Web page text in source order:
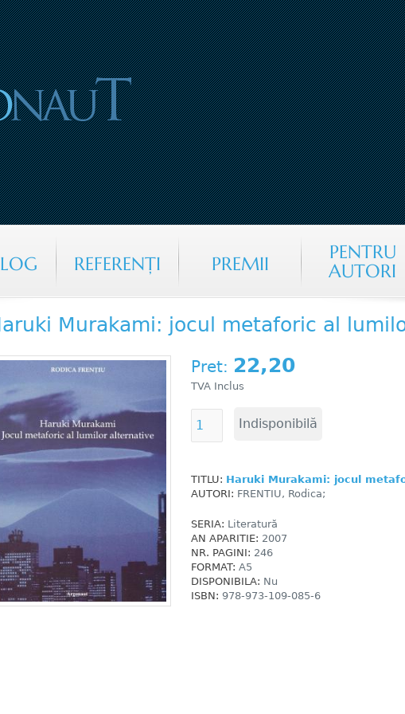
Jump to navigation
REFERENŢI PREMII
PENTRU
AUTORI
Murakami: jocul metaforic al
Pret: 22,20
TVA Inclus
TITLU: Haruki Murakami: jocul
AUTORI: FRENTIU, Rodica;
SERIA: Literatură
AN APARITIE: 2007
NR. PAGINI: 246
FORMAT: A5
DISPONIBILA: Nu
ISBN: 978-973-109-085-6